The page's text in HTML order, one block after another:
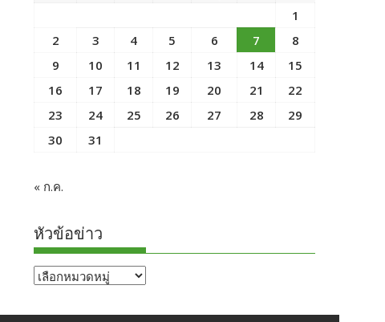
1
2
3 4 5 6 7
8
9
10 11 12 13 14
15
16
17 18 19 20 21
22
23
24 25 26 27 28
29
30
31
« ก.ค.
หัวข้อข่าว
หัวข้อ